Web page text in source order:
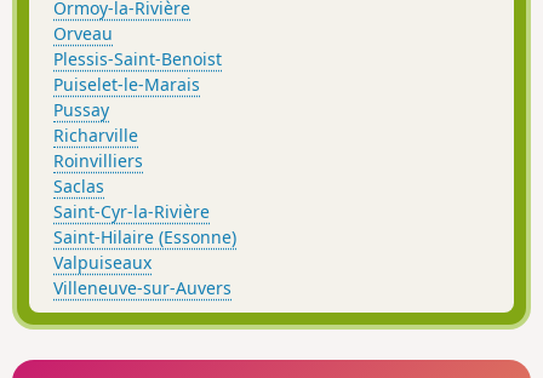
Ormoy-la-Rivière
Orveau
Plessis-Saint-Benoist
Puiselet-le-Marais
Pussay
Richarville
Roinvilliers
Saclas
Saint-Cyr-la-Rivière
Saint-Hilaire (Essonne)
Valpuiseaux
Villeneuve-sur-Auvers